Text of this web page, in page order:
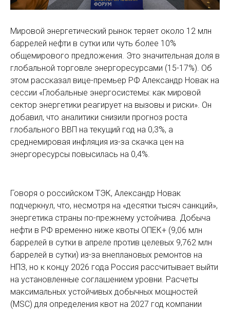
Мировой энергетический рынок теряет около 12 млн
баррелей нефти в сутки или чуть более 10%
общемирового предложения. Это значительная доля в
глобальной торговле энергоресурсами (15-17%). Об
этом рассказал вице-премьер РФ Александр Новак на
сессии «Глобальные энергосистемы: как мировой
сектор энергетики реагирует на вызовы и риски». Он
добавил, что аналитики снизили прогноз роста
глобального ВВП на текущий год на 0,3%, а
среднемировая инфляция из-за скачка цен на
энергоресурсы повысилась на 0,4%.
Говоря о российском ТЭК, Александр Новак
подчеркнул, что, несмотря на «десятки тысяч санкций»,
энергетика страны по-прежнему устойчива. Добыча
нефти в РФ временно ниже квоты ОПЕК+ (9,06 млн
баррелей в сутки в апреле против целевых 9,762 млн
баррелей в сутки) из-за внеплановых ремонтов на
НПЗ, но к концу 2026 года Россия рассчитывает выйти
на установленные соглашением уровни. Расчеты
максимальных устойчивых добычных мощностей
(MSC) для определения квот на 2027 год компании